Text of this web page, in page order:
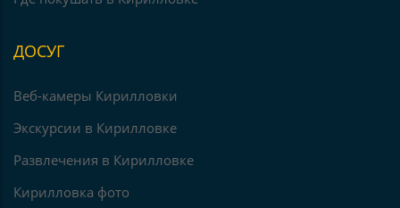
ДОСУГ
Веб-камеры Кирилловки
Экскурсии в Кирилловке
Развлечения в Кирилловке
Кирилловка фото